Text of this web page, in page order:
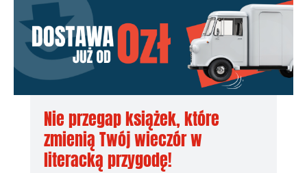
Nie przegap książek, które
zmienią Twój wieczór w
literacką przygodę!